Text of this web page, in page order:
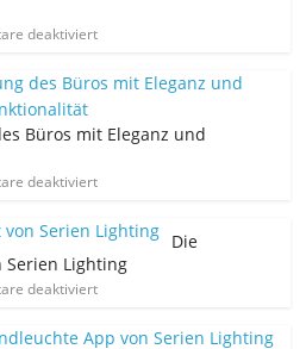
deaktiviert
Büros mit Eleganz und
deaktiviert
Die
Serien Lighting
deaktiviert